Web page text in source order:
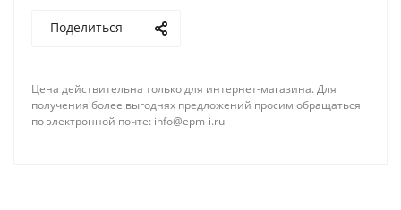
Поделиться
Цена действительна только для интернет-магазина. Для
получения более выгоднях предложений просим обращаться
по электронной почте: info@epm-i.ru